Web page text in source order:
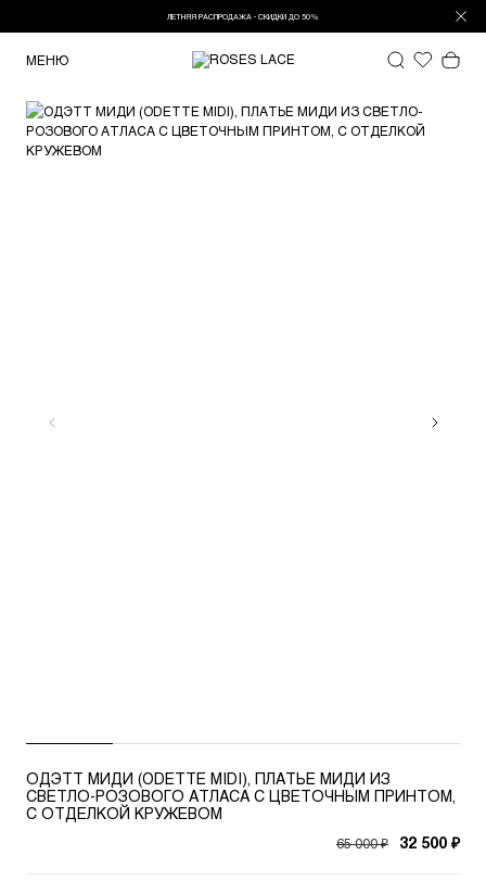
ЛЕТНЯЯ РАСПРОДАЖА - СКИДКИ ДО 50%
МЕНЮ
ОДЭТТ МИДИ (ODETTE MIDI), ПЛАТЬЕ МИДИ ИЗ
СВЕТЛО-РОЗОВОГО АТЛАСА С ЦВЕТОЧНЫМ ПРИНТОМ,
С ОТДЕЛКОЙ КРУЖЕВОМ
32 500 ₽
65 000 ₽